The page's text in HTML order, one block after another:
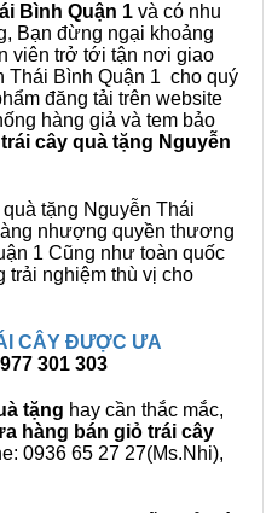
Bình Quận 1 và có nhu
Bạn đừng ngại khoảng
viên trở tới tận nơi giao
Thái Bình Quận 1 cho quý
đăng tải trên website
hàng giả và tem bảo
cây quà tặng Nguyễn
tặng Nguyễn Thái
nhượng quyền thương
1 Cũng như toàn quốc
trải nghiệm thù vị cho
CÂY ĐƯỢC ƯA
301 303
tặng hay cần thắc mắc,
hàng bán giỏ trái cây
0936 65 27 27(Ms.Nhi),